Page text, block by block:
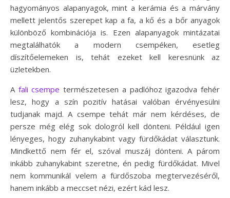
hagyományos alapanyagok, mint a kerámia és a márvány
mellett jelentős szerepet kap a fa, a kő és a bőr anyagok
különböző kombinációja is. Ezen alapanyagok mintázatai
megtalálhatók a modern csempéken, esetleg
díszítőelemeken is, tehát ezeket kell keresnünk az
üzletekben.
A fali csempe természetesen a padlóhoz igazodva fehér
lesz, hogy a szín pozitív hatásai valóban érvényesülni
tudjanak majd. A csempe tehát már nem kérdéses, de
persze még elég sok dologról kell dönteni. Például igen
lényeges, hogy zuhanykabint vagy fürdőkádat választunk.
Mindkettő nem fér el, szóval muszáj dönteni. A párom
inkább zuhanykabint szeretne, én pedig fürdőkádat. Mivel
nem kommunikál velem a fürdőszoba megtervezéséről,
hanem inkább a meccset nézi, ezért kád lesz.